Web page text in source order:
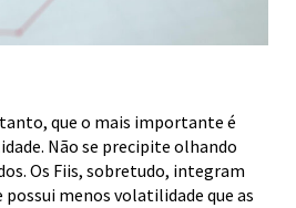
que o mais importante é
Não se precipite olhando
Os Fiis, sobretudo, integram
possui menos volatilidade que as